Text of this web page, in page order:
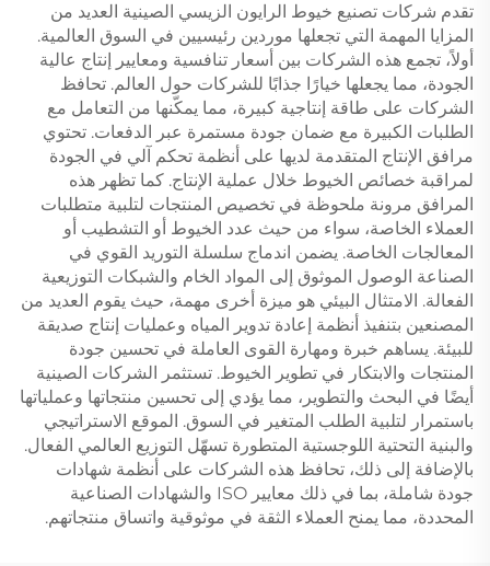
تقدم شركات تصنيع خيوط الرايون الزيسي الصينية العديد من
المزايا المهمة التي تجعلها موردين رئيسيين في السوق العالمية.
أولاً، تجمع هذه الشركات بين أسعار تنافسية ومعايير إنتاج عالية
الجودة، مما يجعلها خيارًا جذابًا للشركات حول العالم. تحافظ
الشركات على طاقة إنتاجية كبيرة، مما يمكّنها من التعامل مع
الطلبات الكبيرة مع ضمان جودة مستمرة عبر الدفعات. تحتوي
مرافق الإنتاج المتقدمة لديها على أنظمة تحكم آلي في الجودة
لمراقبة خصائص الخيوط خلال عملية الإنتاج. كما تظهر هذه
المرافق مرونة ملحوظة في تخصيص المنتجات لتلبية متطلبات
العملاء الخاصة، سواء من حيث عدد الخيوط أو التشطيب أو
المعالجات الخاصة. يضمن اندماج سلسلة التوريد القوي في
الصناعة الوصول الموثوق إلى المواد الخام والشبكات التوزيعية
الفعالة. الامتثال البيئي هو ميزة أخرى مهمة، حيث يقوم العديد من
المصنعين بتنفيذ أنظمة إعادة تدوير المياه وعمليات إنتاج صديقة
للبيئة. يساهم خبرة ومهارة القوى العاملة في تحسين جودة
المنتجات والابتكار في تطوير الخيوط. تستثمر الشركات الصينية
أيضًا في البحث والتطوير، مما يؤدي إلى تحسين منتجاتها وعملياتها
باستمرار لتلبية الطلب المتغير في السوق. الموقع الاستراتيجي
والبنية التحتية اللوجستية المتطورة تسهّل التوزيع العالمي الفعال.
بالإضافة إلى ذلك، تحافظ هذه الشركات على أنظمة شهادات
جودة شاملة، بما في ذلك معايير ISO والشهادات الصناعية
المحددة، مما يمنح العملاء الثقة في موثوقية واتساق منتجاتهم.